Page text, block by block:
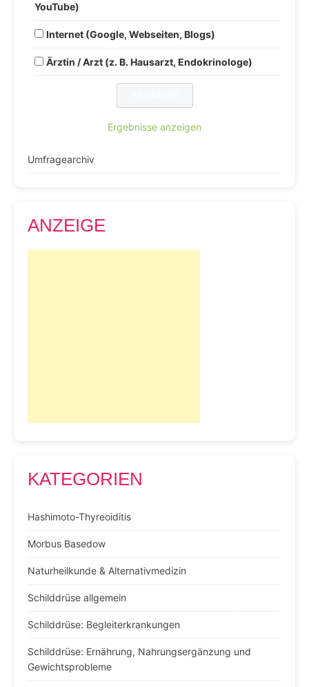
YouTube)
Internet (Google, Webseiten, Blogs)
Ärztin / Arzt (z. B. Hausarzt, Endokrinologe)
Ergebnisse anzeigen
Umfragearchiv
ANZEIGE
KATEGORIEN
Hashimoto-Thyreoiditis
Morbus Basedow
Naturheilkunde & Alternativmedizin
Schilddrüse allgemein
Schilddrüse: Begleiterkrankungen
Schilddrüse: Ernährung, Nahrungsergänzung und
Gewichtsprobleme